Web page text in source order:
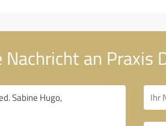
an Praxis